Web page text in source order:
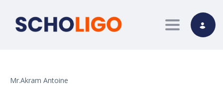
Toggle
Mr.Akram Antoine